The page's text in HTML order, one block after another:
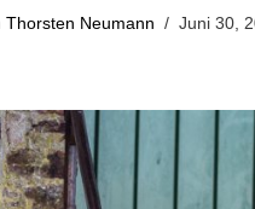
Thorsten Neumann Juni 30,